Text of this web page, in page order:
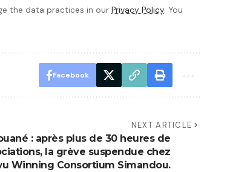
the data practices in our Privacy Policy. You
Facebook
NEXT ARTICLE
: après plus de 30 heures de
la grève suspendue chez
Winning Consortium Simandou.